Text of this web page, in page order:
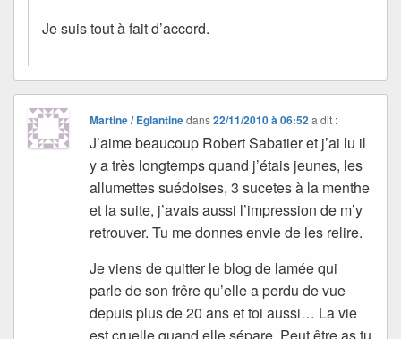
Je suis tout à fait d’accord.
Martine / Eglantinedans22/11/2010 à 06:52 a dit :
J’aime beaucoup Robert Sabatier et j’ai lu il
y a très longtemps quand j’étais jeunes, les
allumettes suédoises, 3 sucetes à la menthe
et la suite, j’avais aussi l’impression de m’y
retrouver. Tu me donnes envie de les relire.
Je viens de quitter le blog de lamée qui
parle de son frêre qu’elle a perdu de vue
depuis plus de 20 ans et toi aussi… La vie
est cruelle quand elle sépare. Peut être as tu